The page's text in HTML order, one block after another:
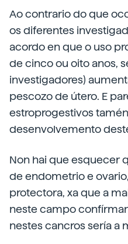
Ao contrario do que
os diferentes
acordo en que o uso
de cinco ou oito anos,
investigadores)
pescozo de útero. E
estroprogestivos
desenvolvemento
Non hai que esquecer
de endometrio e
protectora, xa que a
neste campo
nestes cancros sería a